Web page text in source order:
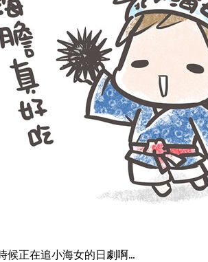
候正在追小海女的日劇啊...